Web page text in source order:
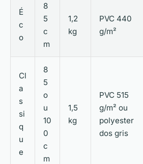
É
c
o
8
5
c
m
1,2
kg
PVC 440
g/m²
Cl
a
s
si
q
u
e
8
5
o
u
10
0
c
m
1,5
kg
PVC 515
g/m² ou
polyester
dos gris